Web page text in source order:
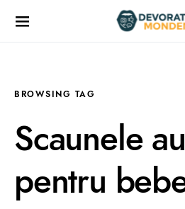
BROWSING TAG
Scaunele
pentru